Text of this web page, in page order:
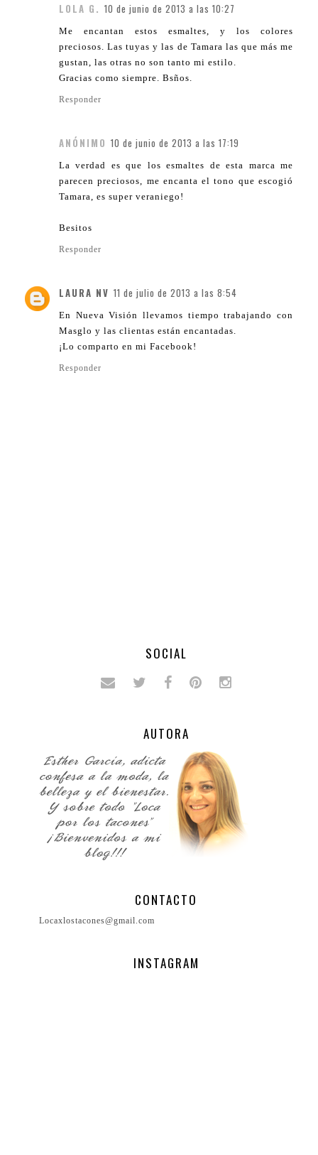
LOLA G. 10 de junio de 2013 a las 10:27
Me encantan estos esmaltes, y los colores
preciosos. Las tuyas y las de Tamara las que más me
gustan, las otras no son tanto mi estilo.
Gracias como siempre. Bsños.
Responder
ANÓNIMO 10 de junio de 2013 a las 17:19
La verdad es que los esmaltes de esta marca me
parecen preciosos, me encanta el tono que escogió
Tamara, es super veraniego!
Besitos
Responder
LAURA NV 11 de julio de 2013 a las 8:54
En Nueva Visión llevamos tiempo trabajando con
Masglo y las clientas están encantadas.
¡Lo comparto en mi Facebook!
Responder
SOCIAL
AUTORA
CONTACTO
Locaxlostacones@gmail.com
INSTAGRAM